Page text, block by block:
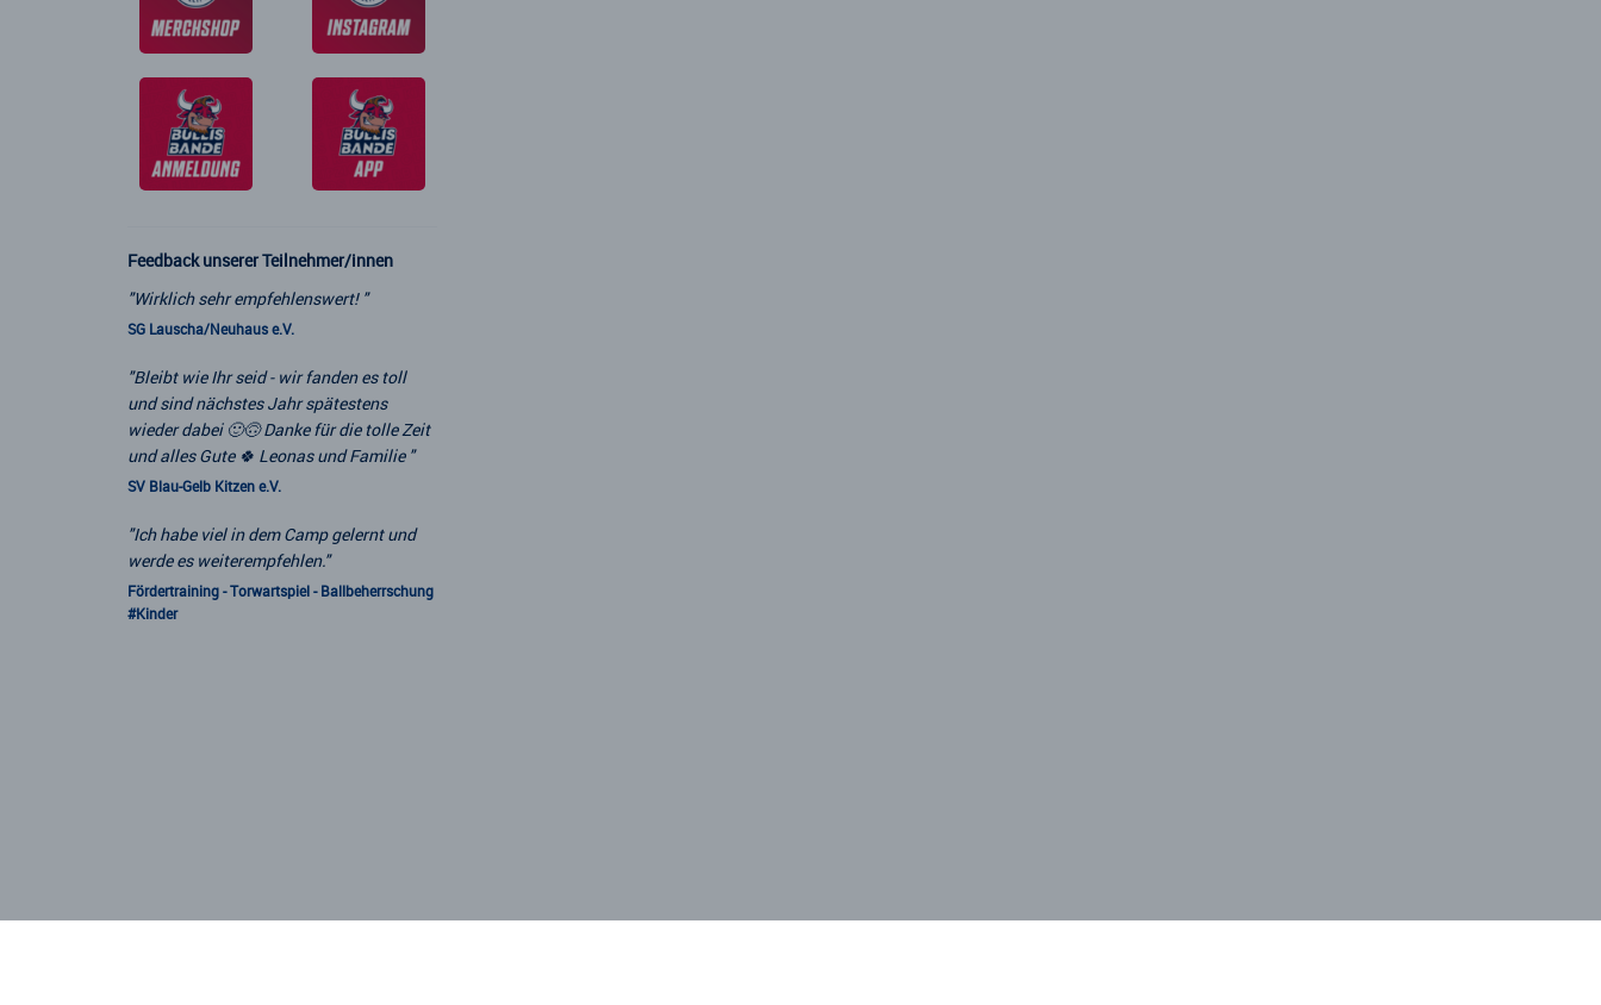
Feedback unserer Teilnehmer/innen
"Wirklich sehr empfehlenswert! "
SG Lauscha/Neuhaus e.V.
"Bleibt wie Ihr seid - wir fanden es toll
und sind nächstes Jahr spätestens
wieder dabei 🙂🙃 Danke für die tolle Zeit
und alles Gute 🍀 Leonas und Familie "
SV Blau-Gelb Kitzen e.V.
"Ich habe viel in dem Camp gelernt und
werde es weiterempfehlen."
Fördertraining - Torwartspiel - Ballbeherrschung
#Kinder